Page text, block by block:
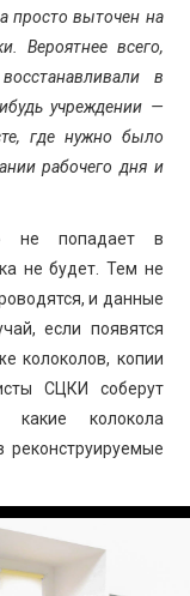
просто выточен на
Вероятнее всего,
в
учреждении —
где нужно было
рабочего дня и
не попадает в
не будет. Тем не
и данные
если появятся
колоколов, копии
СЦКИ соберут
какие колокола
реконструируемые